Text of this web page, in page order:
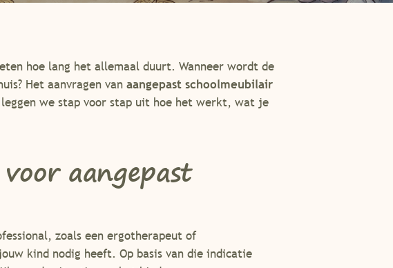
hoe lang het allemaal duurt. Wanneer wordt de
Het aanvragen van aangepast schoolmeubilair
we stap voor stap uit hoe het werkt, wat je
aangepast
zoals een ergotherapeut of
kind nodig heeft. Op basis van die indicatie